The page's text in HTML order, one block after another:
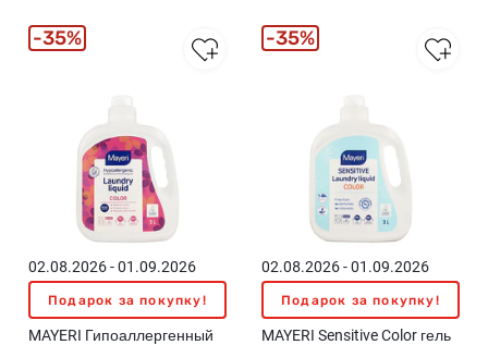
02.08.2026 - 01.09.2026
Подарок за покупку!
MAYERI Гипоаллергенный
35%
02.08.2026 - 01.09.2026
Подарок за покупку!
MAYERI Sensitive Color гель
35%